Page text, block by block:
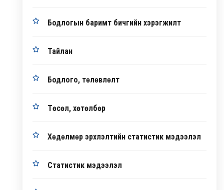
Бодлогын баримт бичгийн хэрэгжилт
Тайлан
Бодлого, төлөвлөлт
Төсөл, хөтөлбөр
Хөдөлмөр эрхлэлтийн статистик мэдээлэл
Статистик мэдээлэл